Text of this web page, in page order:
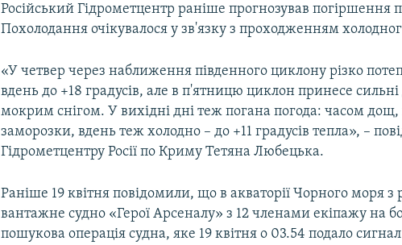
Російський Гідрометцентр раніше прогнозував погіршення
Похолодання очікувалося у зв'язку з проходженням
«У четвер через наближення південного циклону різко
вдень до +18 градусів, але в п'ятницю циклон принесе сильні
мокрим снігом. У вихідні дні теж погана погода: часом дощ,
заморозки, вдень теж холодно – до +11 градусів тепла», –
Гідрометцентру Росії по Криму Тетяна Любецька.
Раніше 19 квітня повідомили, що в акваторії Чорного моря з
вантажне судно «Герої Арсеналу» з 12 членами екіпажу на
пошукова операція судна, яке 19 квітня о 03.54 подало